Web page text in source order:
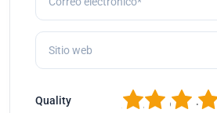
Quality 4
3
2